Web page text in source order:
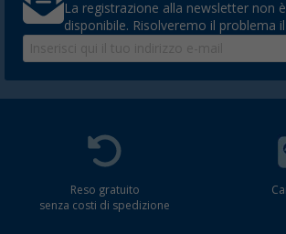
La registrazione alla newsletter non
disponibile. Risolveremo il problema
Reso gratuito
senza costi di spedizione